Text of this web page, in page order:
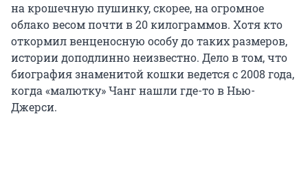
на крошечную пушинку, скорее, на огромное
облако весом почти в 20 килограммов. Хотя кто
откормил венценосную особу до таких размеров,
истории доподлинно неизвестно. Дело в том, что
биография знаменитой кошки ведется с 2008 года,
когда «малютку» Чанг нашли где-то в Нью-
Джерси.